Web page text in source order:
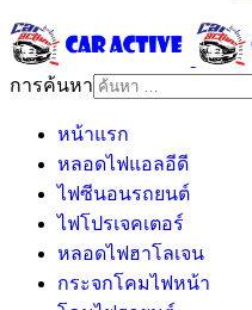
การค้นหา
หน้าแรก
หลอดไฟแอลอีดี
ไฟซีนอนรถยนต์
ไฟโปรเจคเตอร์
หลอดไฟฮาโลเจน
กระจกโคมไฟหน้า